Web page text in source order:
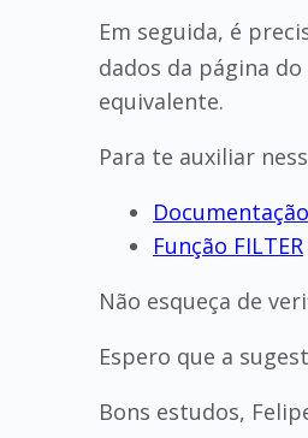
Em seguida, é
dados da página
equivalente.
Para te auxiliar
Função FILTER
Não esqueça de
Espero que a
Bons estudos,